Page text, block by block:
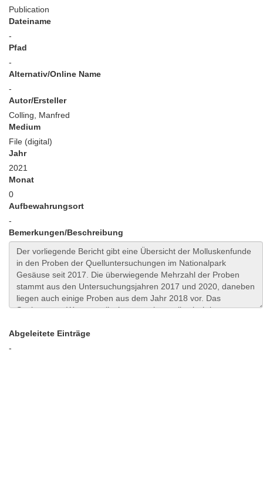
Publication
Dateiname
-
Pfad
-
Alternativ/Online Name
-
Autor/Ersteller
Colling, Manfred
Medium
File (digital)
Jahr
2021
Monat
0
Aufbewahrungsort
-
Bemerkungen/Beschreibung
Abgeleitete Einträge
-